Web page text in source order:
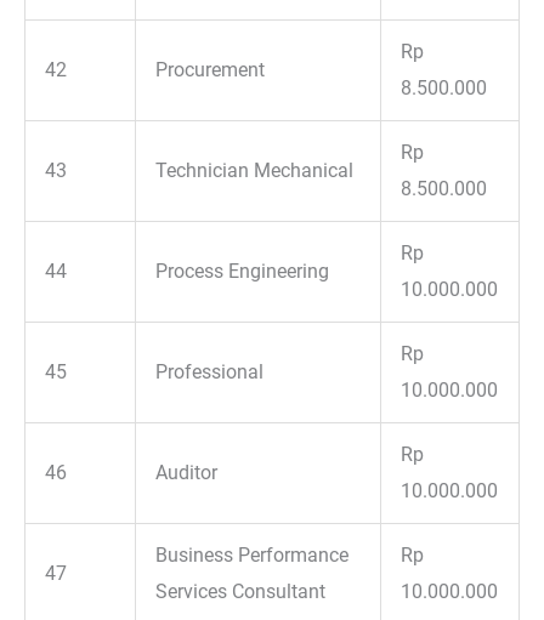
42 Procurement
Rp
8.500.000
43 Technician Mechanical
Rp
8.500.000
44 Process Engineering
Rp
10.000.000
45 Professional
Rp
10.000.000
46 Auditor
Rp
10.000.000
47
Business Performance
Services Consultant
Rp
10.000.000